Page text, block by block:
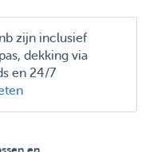
zijn inclusief
dekking via
en 24/7